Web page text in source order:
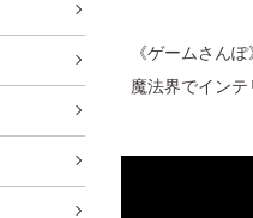
《ゲームさん
魔法界でイン